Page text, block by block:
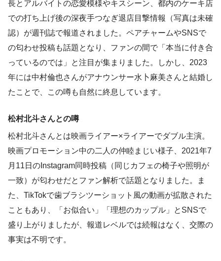
長とアルバイトの恋愛模様やキスシーン、都内のケーキ店
での打ち上げ後の深夜手つなぎ退店目撃情報（写真は未確
認）が週刊誌で報道されました。ペアチャームやSNSで
の匂わせ投稿も話題となり、ファンの間で「本当に付き合
っているのでは」と注目が集まりました。しかし、2023
年には中村倫也さんがアナウンサー水卜麻美さんと結婚し
たことで、この噂も自然に終息しています。
松村北斗さんとの噂
松村北斗さんとは映画ライアー×ライアーでダブル主演。
映画プロモーション中の二人の仲睦まじい様子、2021年7
月11日のInstagram同時投稿（同じカフェの椅子や照明が
一致）が匂わせだとファン解析で話題となりました。ま
た、TikTokで歯ブラシツーショット風の動画が拡散された
こともあり、「お似合い」「理想のカップル」とSNSで
盛り上がりましたが、報道レベルでは続報はなく、交際の
事実は不明です。